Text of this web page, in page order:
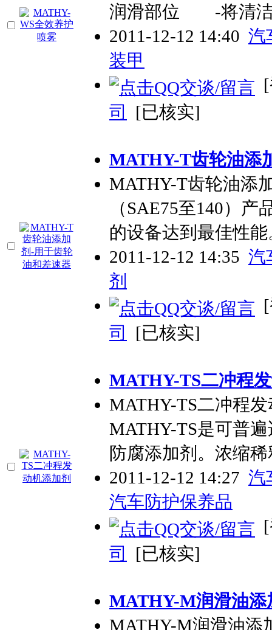
润滑部位 -将清洁
2011-12-12 14:40 汽
装甲
司
[已核实]
MATHY-T齿轮油添
MATHY-T齿轮油添
（SAE75至140）
的设备达到最佳性
2011-12-12 14:35 汽
剂
司
[已核实]
MATHY-TS二冲程
MATHY-TS二冲
MATHY-TS是可普
防腐添加剂。浓
2011-12-12 14:27 汽
汽车防护保养品
司
[已核实]
MATHY-M润滑油添
MATHY-M润滑油添